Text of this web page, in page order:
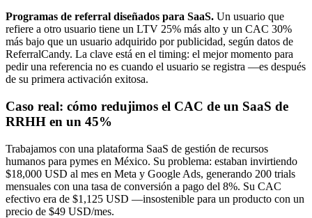
Programas de referral diseñados para SaaS. Un usuario que
refiere a otro usuario tiene un LTV 25% más alto y un CAC 30%
más bajo que un usuario adquirido por publicidad, según datos de
ReferralCandy. La clave está en el timing: el mejor momento para
pedir una referencia no es cuando el usuario se registra —es después
de su primera activación exitosa.
Caso real: cómo redujimos el CAC de un SaaS de
RRHH en un 45%
Trabajamos con una plataforma SaaS de gestión de recursos
humanos para pymes en México. Su problema: estaban invirtiendo
$18,000 USD al mes en Meta y Google Ads, generando 200 trials
mensuales con una tasa de conversión a pago del 8%. Su CAC
efectivo era de $1,125 USD —insostenible para un producto con un
precio de $49 USD/mes.